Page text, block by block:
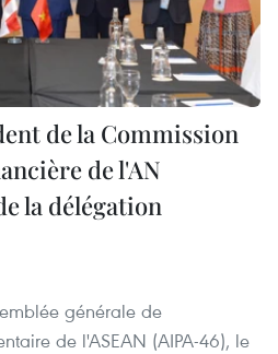
de la Commission
de l'AN
la délégation
générale de
de l'ASEAN (AIPA-46), le